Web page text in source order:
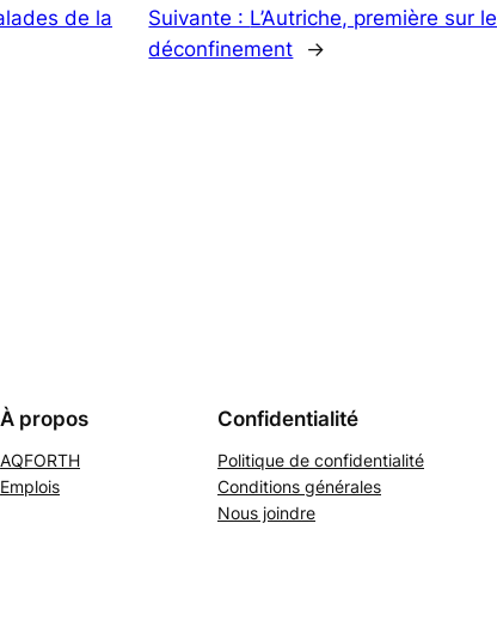
de la
Suivante : L’Autriche, première sur le
déconfinement
→
À propos
AQFORTH
Emplois
Confidentialité
Politique de confidentialité
Conditions générales
Nous joindre